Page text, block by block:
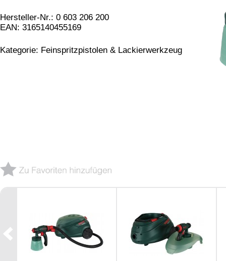
Hersteller-Nr.: 0 603 206 200
EAN: 3165140455169
Kategorie: Feinspritzpistolen & Lackierwerkzeug